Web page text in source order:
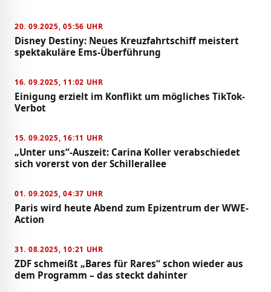
20. 09.2025, 05:56 UHR
Disney Destiny: Neues Kreuzfahrtschiff meistert
spektakuläre Ems-Überführung
16. 09.2025, 11:02 UHR
Einigung erzielt im Konflikt um mögliches TikTok-
Verbot
15. 09.2025, 16:11 UHR
„Unter uns“-Auszeit: Carina Koller verabschiedet
sich vorerst von der Schillerallee
01. 09.2025, 04:37 UHR
Paris wird heute Abend zum Epizentrum der WWE-
Action
31. 08.2025, 10:21 UHR
ZDF schmeißt „Bares für Rares“ schon wieder aus
dem Programm – das steckt dahinter